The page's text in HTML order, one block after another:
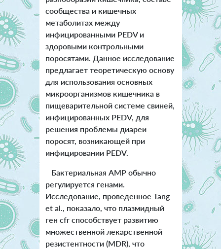
сообщества и кишечных
метаболитах между
инфицированными PEDV и
здоровыми контрольными
поросятами. Данное исследование
предлагает теоретическую основу
для использования основных
микроорганизмов кишечника в
пищеварительной системе свиней,
инфицированных PEDV, для
решения проблемы диареи
поросят, возникающей при
инфицировании PEDV.
Бактериальная АМР обычно
регулируется генами.
Исследование, проведенное Tang
et al., показало, что плазмидный
ген cfr способствует развитию
множественной лекарственной
резистентности (MDR), что